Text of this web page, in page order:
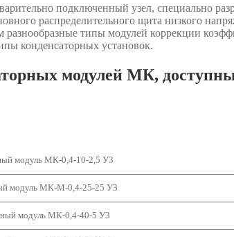
подключенный узел, специально
распределительного щита низкого
типы модулей коррекции
конденсаторных установок.
модулей МК,
модуль МК-0,4-10-2,5 У3
модуль МК-М-0,4-25-25 У3
модуль МК-0,4-40-5 У3